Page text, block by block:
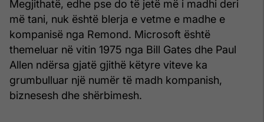
Megjithatë, edhe pse do të jetë më i madhi deri
më tani, nuk është blerja e vetme e madhe e
kompanisë nga Remond. Microsoft është
themeluar në vitin 1975 nga Bill Gates dhe Paul
Allen ndërsa gjatë gjithë këtyre viteve ka
grumbulluar një numër të madh kompanish,
biznesesh dhe shërbimesh.